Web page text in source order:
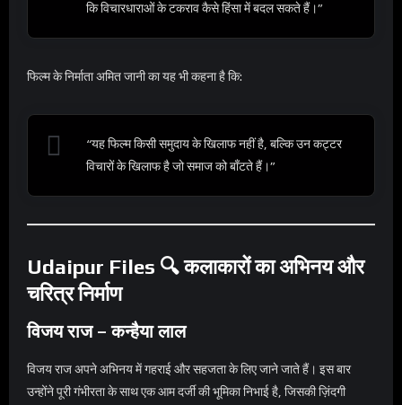
कि विचारधाराओं के टकराव कैसे हिंसा में बदल सकते हैं।”
फिल्म के निर्माता अमित जानी का यह भी कहना है कि:
“यह फिल्म किसी समुदाय के खिलाफ नहीं है, बल्कि उन कट्टर
विचारों के खिलाफ है जो समाज को बाँटते हैं।”
Udaipur Files 🔍 कलाकारों का अभिनय और
चरित्र निर्माण
विजय राज – कन्हैया लाल
विजय राज अपने अभिनय में गहराई और सहजता के लिए जाने जाते हैं। इस बार
उन्होंने पूरी गंभीरता के साथ एक आम दर्जी की भूमिका निभाई है, जिसकी ज़िंदगी